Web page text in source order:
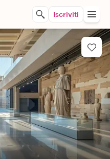
Iscriviti